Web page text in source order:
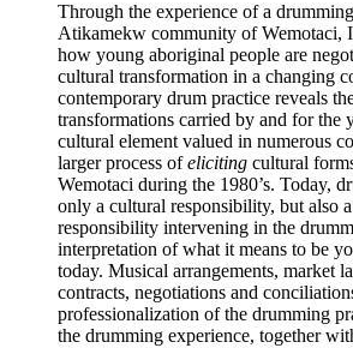
Through the experience of a
Atikamekw community of Wemotaci,
how young aboriginal people are
cultural transformation in a changing
contemporary drum practice reveals
transformations carried by and for the
cultural element valued in numerous
larger process ofeliciting cultural
Wemotaci during the 1980’s. Today,
only a cultural responsibility, but also
responsibility intervening in the
interpretation of what it means to be
today. Musical arrangements, market
contracts, negotiations and
professionalization of the drumming
the drumming experience, together